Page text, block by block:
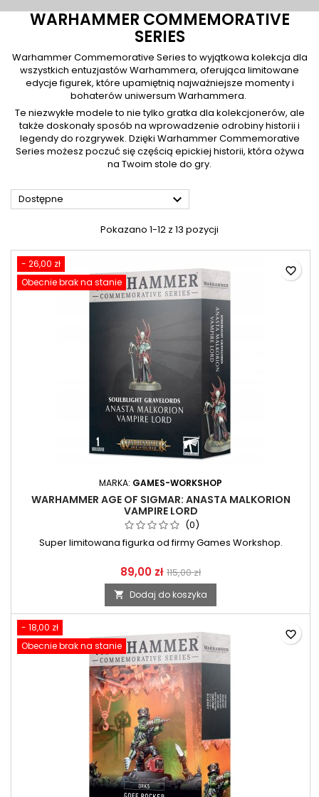
WARHAMMER COMMEMORATIVE
SERIES
Warhammer Commemorative Series to wyjątkowa kolekcja dla
wszystkich entuzjastów Warhammera, oferująca limitowane
edycje figurek, które upamiętnią najważniejsze momenty i
bohaterów uniwersum Warhammera.
Te niezwykłe modele to nie tylko gratka dla kolekcjonerów, ale
także doskonały sposób na wprowadzenie odrobiny historii i
legendy do rozgrywek. Dzięki Warhammer Commemorative
Series możesz poczuć się częścią epickiej historii, która ożywa
na Twoim stole do gry.
Dostępne 
Pokazano 1-12 z 13 pozycji
- 26,00 zł
Obecnie brak na stanie
MARKA: GAMES-WORKSHOP
WARHAMMER AGE OF SIGMAR: ANASTA MALKORION
VAMPIRE LORD
(0)
Super limitowana figurka od firmy Games Workshop.
89,00 zł 115,00 zł
 Dodaj do koszyka
favorite_border
- 18,00 zł
Obecnie brak na stanie
favorite_border